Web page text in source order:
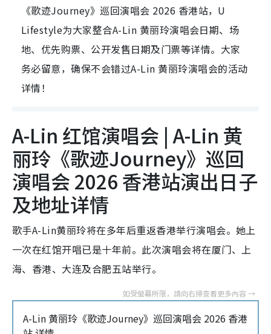
《歌迹Journey》巡回演唱会 2026 香港站，U
Lifestyle为大家整合A-Lin 黄丽玲演唱会日期、场
地、优先购票、公开发售日期及门票等详情。大家
务必留意，确保不会错过A-Lin 黄丽玲演唱会的活动
详情！
A-Lin 红馆演唱会 | A-Lin 黄
丽玲《歌迹Journey》巡回
演唱会 2026 香港站演出日子
及地址详情
歌手A-Lin黄丽玲将在多年后重返香港举行演唱会。她上
一次在红馆开唱已是十年前。此次演唱会将在厦门、上
海、香港、大连及合肥五站举行。
A-Lin 黄丽玲《歌迹Journey》巡回演唱会 2026 香港